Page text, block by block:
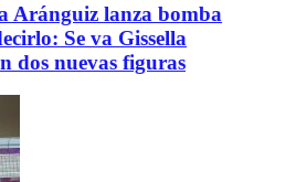
Aránguiz lanza bomba
Se va Gissella
dos nuevas figuras